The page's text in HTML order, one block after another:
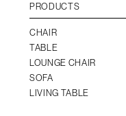
PRODUCTS
CHAIR
TABLE
LOUNGE CHAIR
SOFA
LIVING TABLE